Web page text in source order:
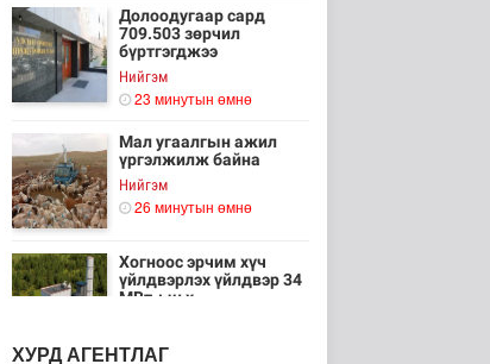
Долоодугаар сард
709.503 зөрчил
бүртгэгджээ
Нийгэм
23 минутын өмнө
Мал угаалгын ажил
үргэлжилж байна
Нийгэм
26 минутын өмнө
Хогноос эрчим хүч
үйлдвэрлэх үйлдвэр 34
МВт-ын х..
44 минутын өмнө
ХУРД АГЕНТЛАГ